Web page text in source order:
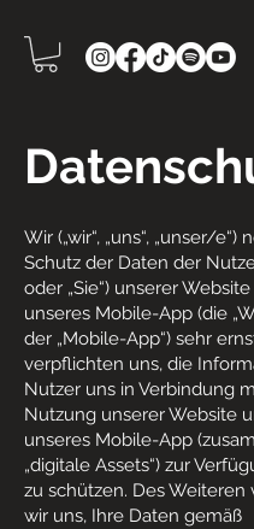
Wir („wir“, „uns“, „unser/
Schutz der Daten der
oder „Sie“) unserer
unseres Mobile-App (die
der „Mobile-App“) sehr
verpflichten uns, die
Nutzer uns in Verbindung
Nutzung unserer Website
unseres Mobile-App
„digitale Assets“) zur
zu schützen. Des Weiteren
wir uns, Ihre Daten gemäß